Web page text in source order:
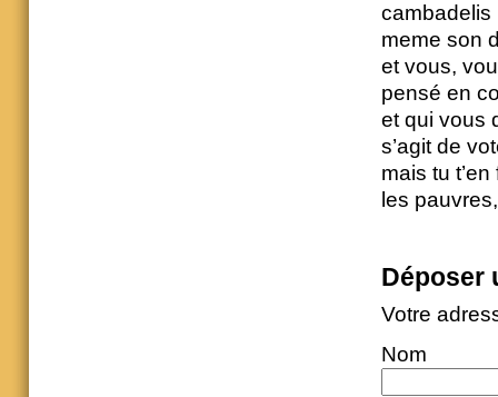
cambadelis
meme son
et vous,
pensé en
et qui vous
s’agit de
mais tu
les
Déposer
Votre
Nom